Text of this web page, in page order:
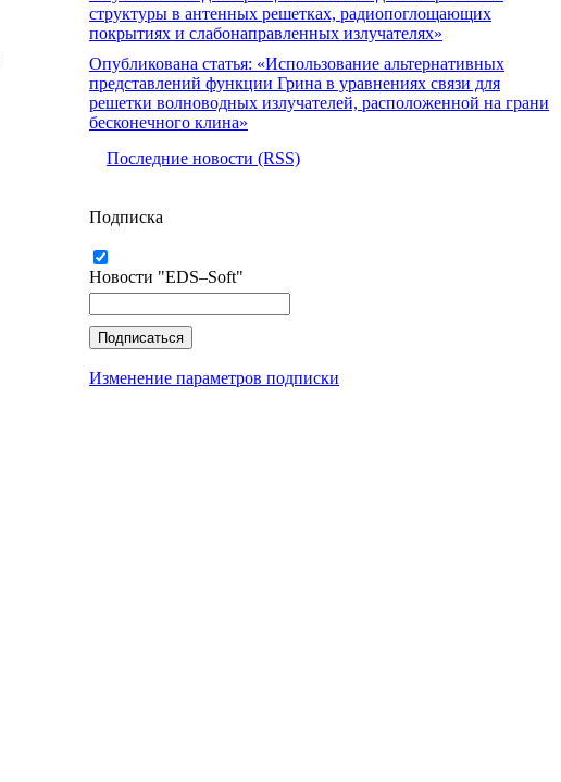
структуры в антенных решетках, радиопоглощающих
покрытиях и слабонаправленных излучателях»
Опубликована статья: «Использование альтернативных
представлений функции Грина в уравнениях связи для
решетки волноводных излучателей, расположенной на грани
бесконечного клина»
Последние новости (RSS)
Подписка
Новости "EDS–Soft"
Изменение параметров подписки